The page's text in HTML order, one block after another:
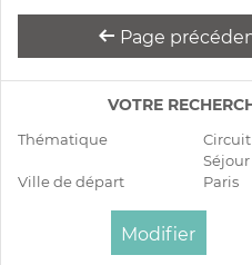
Page
VOTRE
Thématique
Circuit
Séjour
Ville de départ
Paris